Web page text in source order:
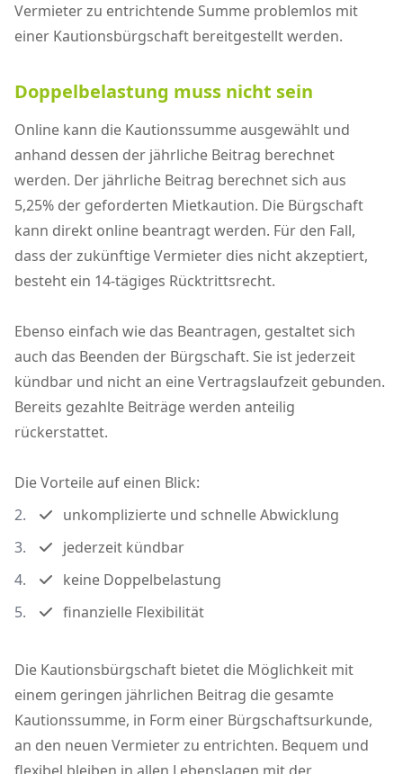
Vermieter zu entrichtende Summe problemlos mit
einer Kautionsbürgschaft bereitgestellt werden.
Doppelbelastung muss nicht sein
Online kann die Kautionssumme ausgewählt und
anhand dessen der jährliche Beitrag berechnet
werden. Der jährliche Beitrag berechnet sich aus
5,25% der geforderten Mietkaution. Die Bürgschaft
kann direkt online beantragt werden. Für den Fall,
dass der zukünftige Vermieter dies nicht akzeptiert,
besteht ein 14-tägiges Rücktrittsrecht.
Ebenso einfach wie das Beantragen, gestaltet sich
auch das Beenden der Bürgschaft. Sie ist jederzeit
kündbar und nicht an eine Vertragslaufzeit gebunden.
Bereits gezahlte Beiträge werden anteilig
rückerstattet.
Die Vorteile auf einen Blick:
unkomplizierte und schnelle Abwicklung
jederzeit kündbar
keine Doppelbelastung
finanzielle Flexibilität
Die Kautionsbürgschaft bietet die Möglichkeit mit
einem geringen jährlichen Beitrag die gesamte
Kautionssumme, in Form einer Bürgschaftsurkunde,
an den neuen Vermieter zu entrichten. Bequem und